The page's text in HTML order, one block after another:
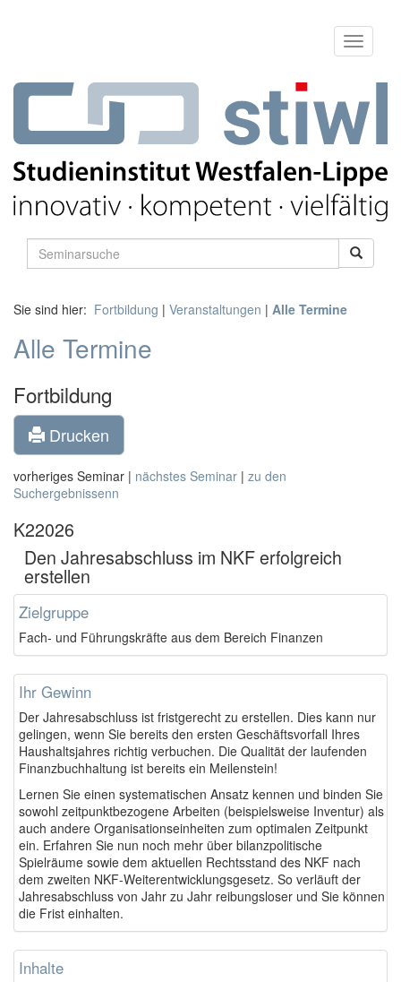
Sie sind hier: Fortbildung | Veranstaltungen | Alle Termine
Alle Termine
Fortbildung
Drucken
vorheriges Seminar | nächstes Seminar | zu den
Suchergebnissenn
K22026
Den Jahresabschluss im NKF erfolgreich
erstellen
Zielgruppe
Fach- und Führungskräfte aus dem Bereich Finanzen
Ihr Gewinn
Der Jahresabschluss ist fristgerecht zu erstellen. Dies kann nur
gelingen, wenn Sie bereits den ersten Geschäftsvorfall Ihres
Haushaltsjahres richtig verbuchen. Die Qualität der laufenden
Finanzbuchhaltung ist bereits ein Meilenstein!
Lernen Sie einen systematischen Ansatz kennen und binden Sie
sowohl zeitpunktbezogene Arbeiten (beispielsweise Inventur) als
auch andere Organisationseinheiten zum optimalen Zeitpunkt
ein. Erfahren Sie nun noch mehr über bilanzpolitische
Spielräume sowie dem aktuellen Rechtsstand des NKF nach
dem zweiten NKF-Weiterentwicklungsgesetz. So verläuft der
Jahresabschluss von Jahr zu Jahr reibungsloser und Sie können
die Frist einhalten.
Inhalte